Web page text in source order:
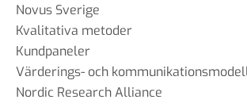
Novus Sverige
Kvalitativa metoder
Kundpaneler
Värderings- och
Nordic Research Alliance